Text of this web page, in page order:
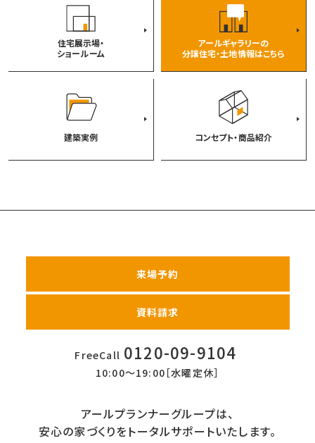
住宅展示場・
ショールーム
アールギャラリーの
分譲住宅・土地情報はこちら
建築実例 コンセプト・商品紹介
来場予約
資料請求
FreeCall 0120-09-9104
10:00〜19:00［水曜定休］
アールプランナーグループは、
安心の家づくりをトータルサポートいたします。